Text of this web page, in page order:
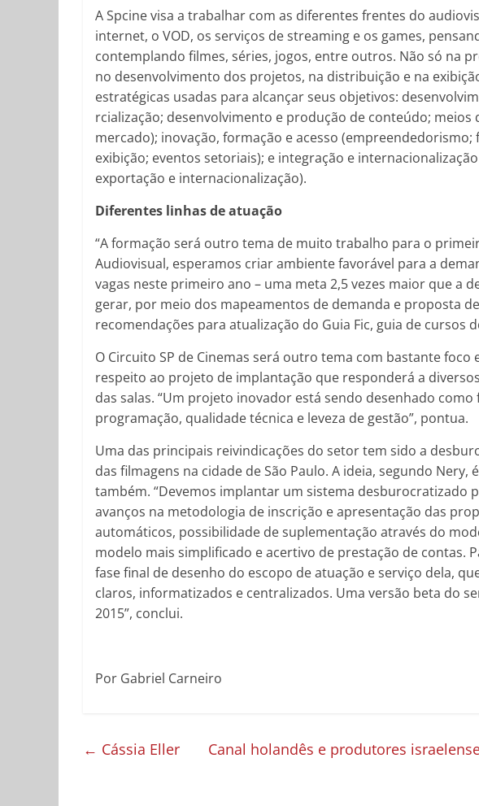
A Spcine visa a trabalhar com as diferentes frentes do
internet, o VOD, os serviços de streaming e os games,
contemplando filmes, séries, jogos, entre outros. Não só na
no desenvolvimento dos projetos, na distribuição e na
estratégicas usadas para alcançar seus objetivos:
rcialização; desenvolvimento e produção de conteúdo;
mercado); inovação, formação e acesso
exibição; eventos setoriais); e integração e
exportação e internacionalização).
Diferentes linhas de atuação
“A formação será outro tema de muito trabalho para o
Audiovisual, esperamos criar ambiente favorável para a
vagas neste primeiro ano – uma meta 2,5 vezes maior que a
gerar, por meio dos mapeamentos de demanda e proposta
recomendações para atualização do Guia Fic, guia de cursos
O Circuito SP de Cinemas será outro tema com bastante
respeito ao projeto de implantação que responderá a
das salas. “Um projeto inovador está sendo desenhado
programação, qualidade técnica e leveza de gestão”, pontua.
Uma das principais reivindicações do setor tem sido a
das filmagens na cidade de São Paulo. A ideia, segundo Nery,
também. “Devemos implantar um sistema desburocratizado
avanços na metodologia de inscrição e apresentação das
automáticos, possibilidade de suplementação através do
modelo mais simplificado e acertivo de prestação de contas.
fase final de desenho do escopo de atuação e serviço dela,
claros, informatizados e centralizados. Uma versão beta do
2015”, conclui.
Por Gabriel Carneiro
← Cássia Eller Canal holandês e produtores